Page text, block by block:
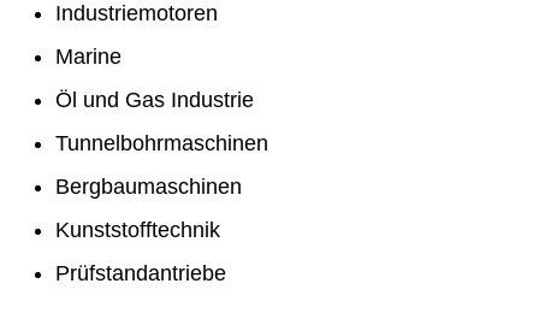
Industriemotoren
Marine
Öl und Gas Industrie
Tunnelbohrmaschinen
Bergbaumaschinen
Kunststofftechnik
Prüfstandantriebe